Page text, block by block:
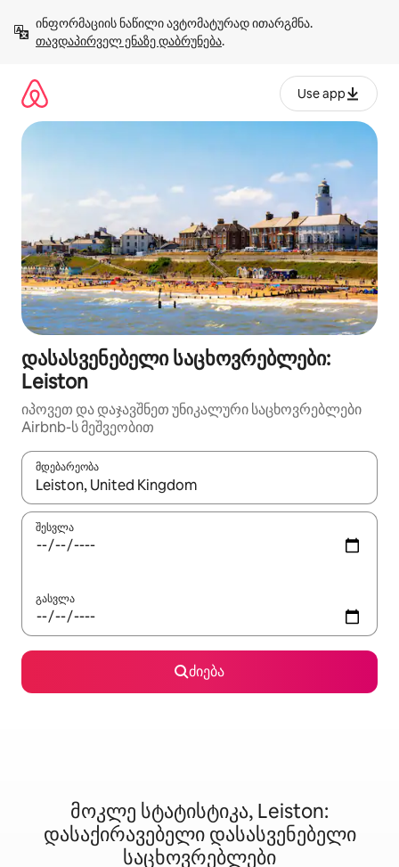
გადასვლა
თავდაპირველ ენაზე დაბრუნება.
Use app
დასასვენებელი საცხოვრებლები:
Leiston
იპოვეთ და დაჯავშნეთ უნიკალური საცხოვრებლები
Airbnb-ს მეშვეობით
მდებარეობა
როცა შედეგები ხელმისაწვდომი გახდება, ნავიგაციისთვის
შესვლა
გასვლა
ძიება
მოკლე სტატისტიკა, Leiston:
დასაქირავებელი დასასვენებელი
საცხოვრებლები